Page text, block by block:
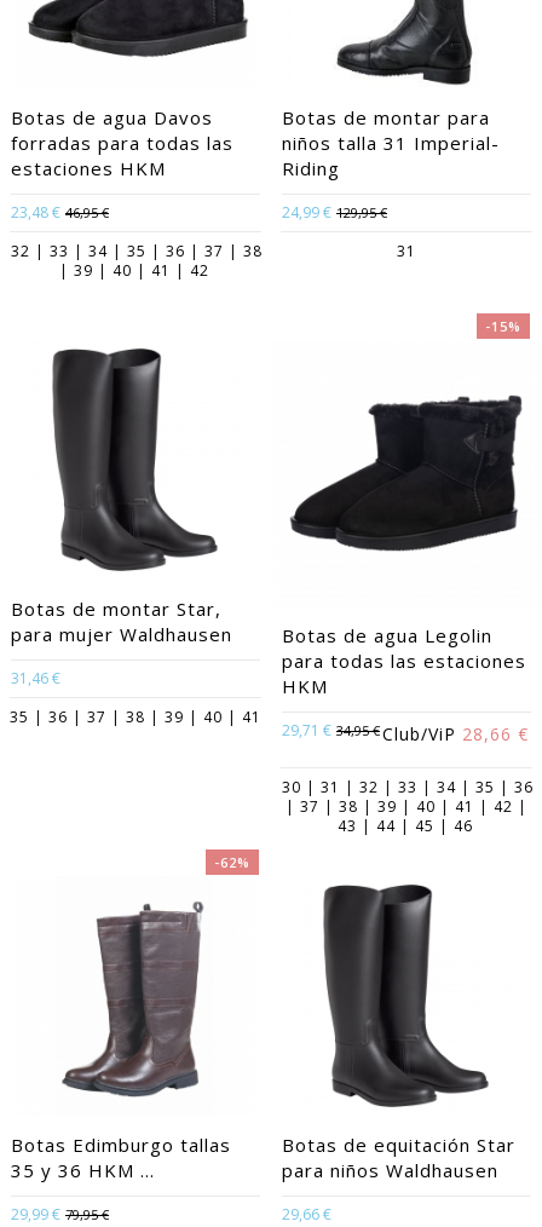
Botas de agua Davos
forradas para todas las
estaciones HKM
23,48 € 46,95 €
32 | 33 | 34 | 35 | 36 | 37 | 38
| 39 | 40 | 41 | 42
Botas de montar para
niños talla 31 Imperial-
Riding
24,99 € 129,95 €
31
Botas de montar Star,
para mujer Waldhausen
31,46 €
35 | 36 | 37 | 38 | 39 | 40 | 41
-15%
Botas de agua Legolin
para todas las estaciones
HKM
29,71 € 34,95 €Club/ViP 28,66 €
30 | 31 | 32 | 33 | 34 | 35 | 36
| 37 | 38 | 39 | 40 | 41 | 42 |
43 | 44 | 45 | 46
-62%
Botas Edimburgo tallas
35 y 36 HKM ...
29,99 € 79,95 €
Botas de equitación Star
para niños Waldhausen
29,66 €